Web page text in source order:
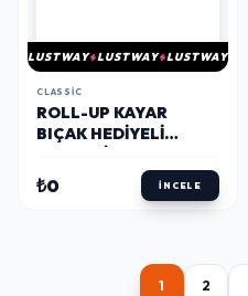
LUSTWAY LUSTWAY LUSTWAY
CLASSIC
ROLL-UP KAYAR
BIÇAK HEDIYELI
300M 9MIC 1 ADET
₺0 İNCELE
1 2